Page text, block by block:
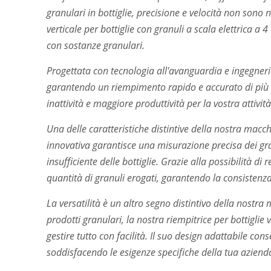
granulari in bottiglie, precisione e velocità non sono
verticale per bottiglie con granuli a scala elettrica a
con sostanze granulari.
Progettata con tecnologia all'avanguardia e
garantendo un riempimento rapido e accurato di
inattività e maggiore produttività per la vostra
Una delle caratteristiche distintive della nostra
innovativa garantisce una misurazione precisa dei
insufficiente delle bottiglie. Grazie alla possibilità di
quantità di granuli erogati, garantendo la
La versatilità è un altro segno distintivo della nostra
prodotti granulari, la nostra riempitrice per bottiglie
gestire tutto con facilità. Il suo design adattabile
soddisfacendo le esigenze specifiche della tua